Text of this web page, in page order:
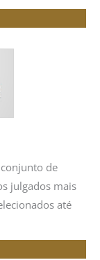
de
julgados mais
até